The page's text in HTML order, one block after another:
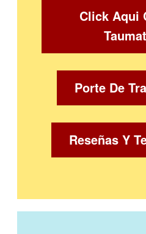
Click Aqui
Porte De
Reseñas Y